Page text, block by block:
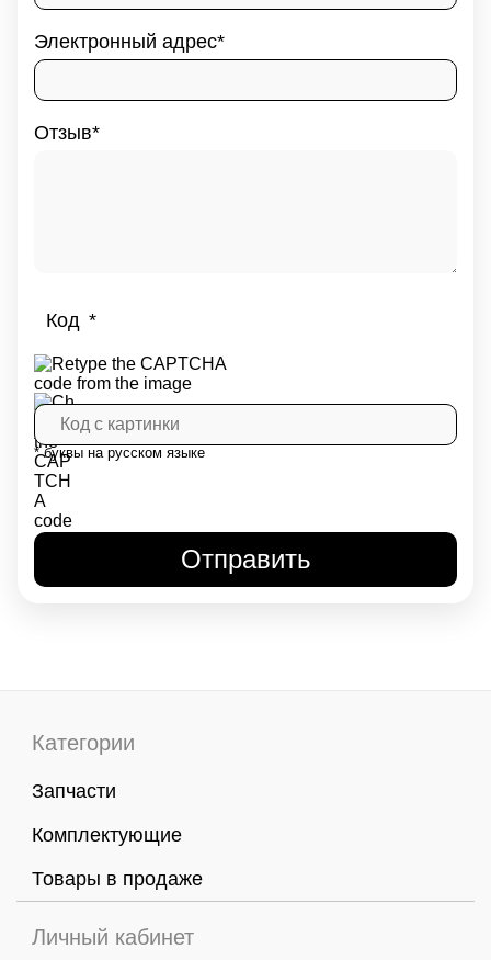
Электронный адрес
Отзыв
Код
* буквы на русском языке
Категории
Запчасти
Комплектующие
Товары в продаже
Личный кабинет